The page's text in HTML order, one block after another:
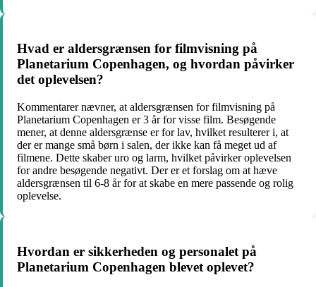
Hvad er aldersgrænsen for filmvisning på
Planetarium Copenhagen, og hvordan påvirker
det oplevelsen?
Kommentarer nævner, at aldersgrænsen for filmvisning på
Planetarium Copenhagen er 3 år for visse film. Besøgende
mener, at denne aldersgrænse er for lav, hvilket resulterer i, at
der er mange små børn i salen, der ikke kan få meget ud af
filmene. Dette skaber uro og larm, hvilket påvirker oplevelsen
for andre besøgende negativt. Der er et forslag om at hæve
aldersgrænsen til 6-8 år for at skabe en mere passende og rolig
oplevelse.
Hvordan er sikkerheden og personalet på
Planetarium Copenhagen blevet oplevet?